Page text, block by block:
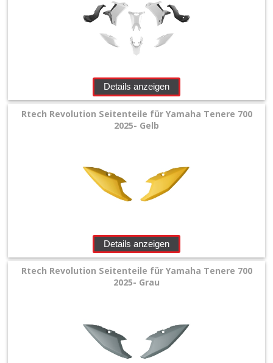
Details anzeigen
Rtech Revolution Seitenteile für Yamaha Tenere 700
2025- Gelb
Details anzeigen
Rtech Revolution Seitenteile für Yamaha Tenere 700
2025- Grau